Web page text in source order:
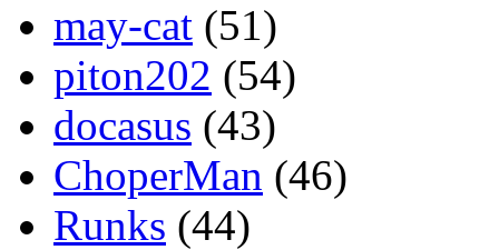
may-cat (51)
piton202 (54)
docasus (43)
ChoperMan (46)
Runks (44)